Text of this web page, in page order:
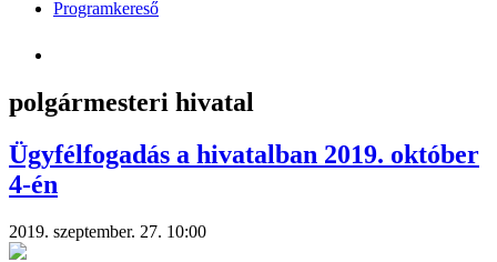
Programkereső
polgármesteri hivatal
Ügyfélfogadás a hivatalban 2019. október
4-én
2019. szeptember. 27. 10:00